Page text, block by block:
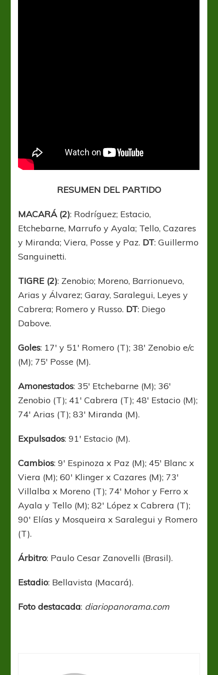
RESUMEN DEL PARTIDO
MACARÁ (2): Rodríguez; Estacio,
Etchebarne, Marrufo y Ayala; Tello, Cazares
y Miranda; Viera, Posse y Paz. DT: Guillermo
Sanguinetti.
TIGRE (2): Zenobio; Moreno, Barrionuevo,
Arias y Álvarez; Garay, Saralegui, Leyes y
Cabrera; Romero y Russo. DT: Diego
Dabove.
Goles: 17′ y 51′ Romero (T); 38′ Zenobio e/c
(M); 75′ Posse (M).
Amonestados: 35′ Etchebarne (M); 36′
Zenobio (T); 41′ Cabrera (T); 48′ Estacio (M);
74′ Arias (T); 83′ Miranda (M).
Expulsados: 91′ Estacio (M).
Cambios: 9′ Espinoza x Paz (M); 45′ Blanc x
Viera (M); 60′ Klinger x Cazares (M); 73′
Villalba x Moreno (T); 74′ Mohor y Ferro x
Ayala y Tello (M); 82′ López x Cabrera (T);
90′ Elías y Mosqueira x Saralegui y Romero
(T).
Árbitro: Paulo Cesar Zanovelli (Brasil).
Estadio: Bellavista (Macará).
Foto destacada: diariopanorama.com